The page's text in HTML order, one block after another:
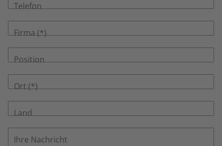
Telefon
Firma
Position
Ort
Land
Ihre Nachricht